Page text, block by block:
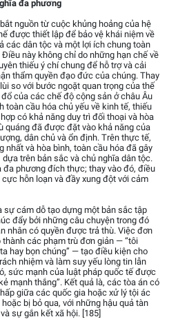
đa phương
nguồn từ cuộc khủng hoảng của hệ
được thiết lập để bảo vệ khái niệm về
các dân tộc và một lợi ích chung toàn
này không chỉ do những hạn chế về
thiếu ý chí chung để hỗ trợ và cải
thẩm quyền đạo đức của chúng. Thay
so với bước ngoặt quan trọng của thế
của các chế độ cộng sản ở châu Âu
toàn cầu hóa chủ yếu về kinh tế, thiếu
có khả năng duy trì đối thoại và hòa
quáng đã được đặt vào khả năng của
dân chủ và ổn định. Trên thực tế,
nhất và hòa bình, toàn cầu hóa đã gây
trên bản sắc và chủ nghĩa dân tộc.
đa phương đích thực; thay vào đó, điều
hỗn loạn và đầy xung đột với cảm
sự cám dỗ tạo dựng một bản sắc tập
đẩy bởi những câu chuyện trong đó
nhân có quyền được trả thù. Việc đơn
các phạm trù đơn giản — “tôi
hay bọn chúng” — tạo điều kiện cho
nhiệm và làm suy yếu lòng tin lẫn
sức mạnh của luật pháp quốc tế được
mạnh thắng”. Kết quả là, các tòa án có
giữa các quốc gia hoặc xử lý tội ác
bị bỏ qua, với những hậu quả tàn
sự gắn kết xã hội. [185]